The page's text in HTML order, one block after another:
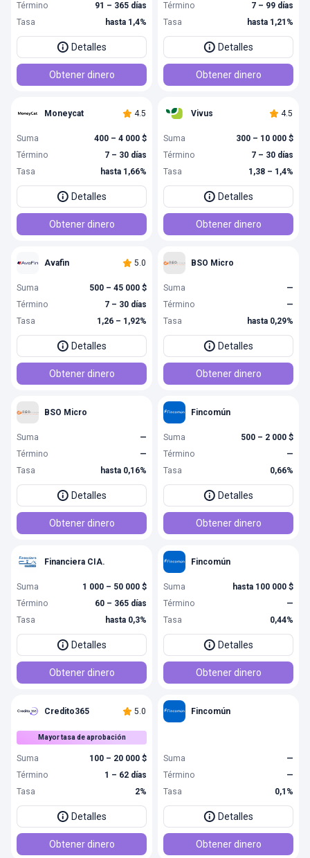
Término
91 – 365 días
Tasa
hasta 1,4%
Detalles
Obtener dinero
Término
7 – 99 días
Tasa
hasta 1,21%
Detalles
Obtener dinero
Moneycat 4.5
Suma
400 – 4 000 $
Término
7 – 30 días
Tasa
hasta 1,66%
Detalles
Obtener dinero
Vivus 4.5
Suma
300 – 10 000 $
Término
7 – 30 días
Tasa
1,38 – 1,4%
Detalles
Obtener dinero
Avafin 5.0
Suma
500 – 45 000 $
Término
7 – 30 días
Tasa
1,26 – 1,92%
Detalles
Obtener dinero
BSO Micro
Suma
—
Término
—
Tasa
hasta 0,29%
Detalles
Obtener dinero
BSO Micro
Suma
—
Término
—
Tasa
hasta 0,16%
Detalles
Obtener dinero
Fincomún
Suma
500 – 2 000 $
Término
—
Tasa
0,66%
Detalles
Obtener dinero
Financiera CIA.
Suma
1 000 – 50 000 $
Término
60 – 365 días
Tasa
hasta 0,3%
Detalles
Obtener dinero
Fincomún
Suma
hasta 100 000 $
Término
—
Tasa
0,44%
Detalles
Obtener dinero
Credito365 5.0
Mayor tasa de aprobación
Suma
100 – 20 000 $
Término
1 – 62 días
Tasa
2%
Detalles
Obtener dinero
Fincomún
Suma
—
Término
—
Tasa
0,1%
Detalles
Obtener dinero